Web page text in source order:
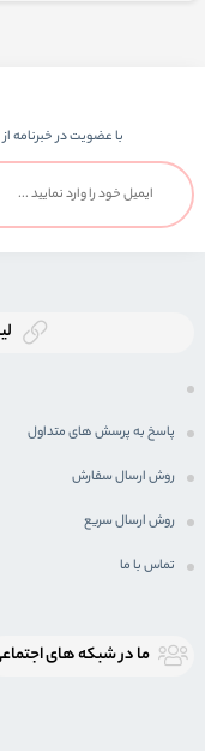
با عضویت در خبرنامه
پاسخ به پرسش های متداول
روش ارسال سفارش
روش ارسال سریع
تماس با ما
ما در شبكه های